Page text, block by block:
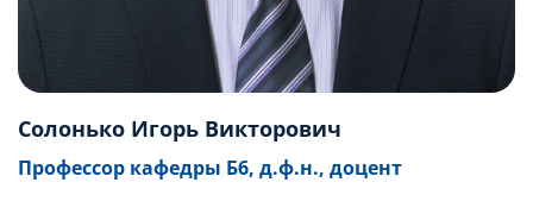
Солонько Игорь Викторович
Профессор кафедры Б6, д.ф.н., доцент